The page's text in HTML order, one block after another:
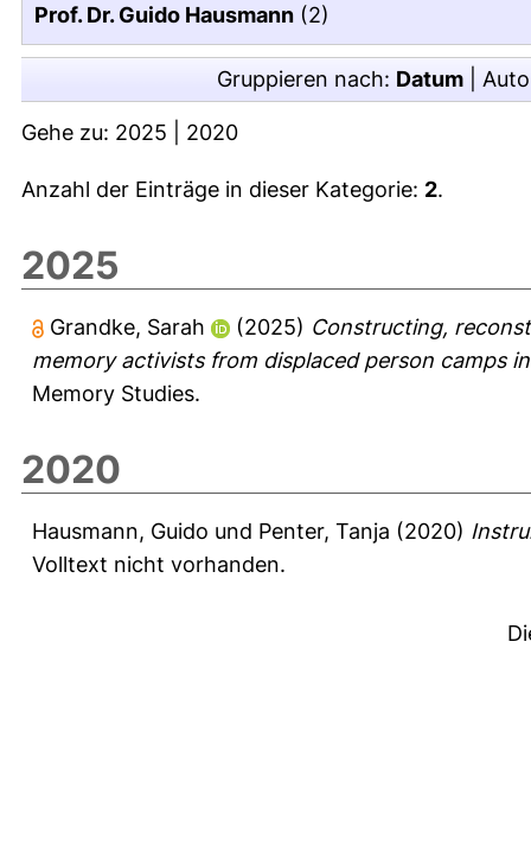
Prof. Dr. Guido Hausmann (2)
Gruppieren nach: Datum
Gehe zu: 2025 2020
Anzahl der Einträge in dieser Kategorie: 2.
2025
Grandke, Sarah (2025) Constructing,
memory activists from displaced person camps
Memory Studies.
2020
Hausmann, Guido und Penter, Tanja (2020)
Volltext nicht vorhanden.